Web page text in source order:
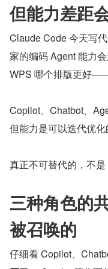
但能力差距
Claude Code 今天写
家的编码 Agent 能力
WPS 哪个排版更好——
Copilot、Chatbot、
但能力是可以迭代优化
真正不可替代的，不
三种角色的
被召唤的
仔细看 Copilot、